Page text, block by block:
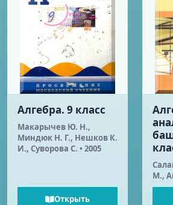
Алгебра. 9 класс
Макарычев Ю. Н.,
Миндюк Н. Г., Нешков К.
И., Суворова С. • 2005
Открыть
М.,